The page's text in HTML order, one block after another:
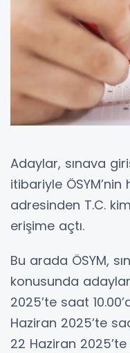
Adaylar, sınava
itibariyle
adresinden T.C.
erişime açtı.
Bu arada ÖSYM,
konusunda
2025’te saat
Haziran 2025’te
22 Haziran